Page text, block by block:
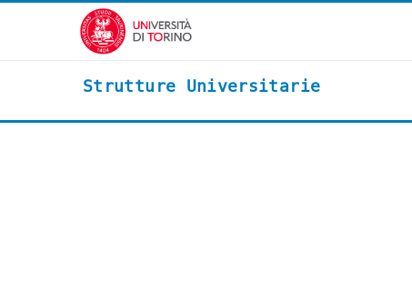
Vai al contenuto principale
Strutture Universitarie